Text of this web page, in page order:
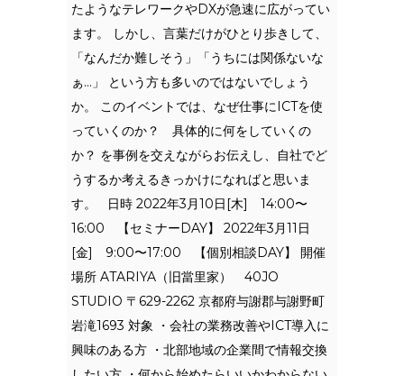
たようなテレワークやDXが急速に広がってい
ます。 しかし、言葉だけがひとり歩きして、
「なんだか難しそう」「うちには関係ないな
ぁ…」 という方も多いのではないでしょう
か。 このイベントでは、なぜ仕事にICTを使
っていくのか？ 具体的に何をしていくの
か？ を事例を交えながらお伝えし、自社でど
うするか考えるきっかけになればと思いま
す。 日時 2022年3月10日[木] 14:00〜
16:00 【セミナーDAY】 2022年3月11日
[金] 9:00〜17:00 【個別相談DAY】 開催
場所 ATARIYA（旧當里家） 40JO
STUDIO 〒629-2262 京都府与謝郡与謝野町
岩滝1693 対象 ・会社の業務改善やICT導入に
興味のある方 ・北部地域の企業間で情報交換